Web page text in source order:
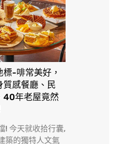
-啡常美好，
質感餐廳、民
40年老屋竟然
! 今天就收拾行囊,
築的獨特人文氣